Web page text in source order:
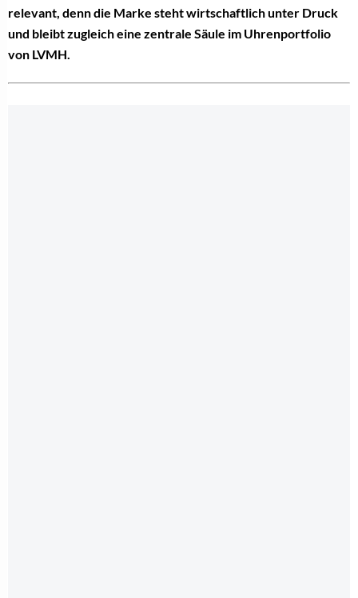
relevant, denn die Marke steht wirtschaftlich unter Druck
und bleibt zugleich eine zentrale Säule im Uhrenportfolio
von LVMH.